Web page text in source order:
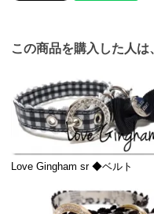
この商品を購入した人
Love Gingham sr ◆ベルト